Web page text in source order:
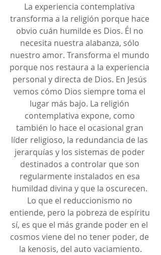
La experiencia contemplativa
transforma a la religión porque hace
obvio cuán humilde es Dios. Él no
necesita nuestra alabanza, sólo
nuestro amor. Transforma el mundo
porque nos restaura a la experiencia
personal y directa de Dios. En Jesús
vemos cómo Dios siempre toma el
lugar más bajo. La religión
contemplativa expone, como
también lo hace el ocasional gran
líder religioso, la redundancia de las
jerarquías y los sistemas de poder
destinados a controlar que son
regularmente instalados en esa
humildad divina y que la oscurecen.
Lo que el reduccionismo no
entiende, pero la pobreza de espíritu
sí, es que el más grande poder en el
cosmos viene del no tener poder, de
la kenosis, del auto vaciamiento.